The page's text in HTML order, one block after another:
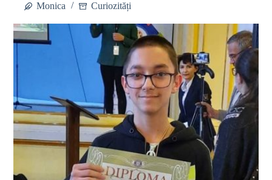
Monica Curiozități